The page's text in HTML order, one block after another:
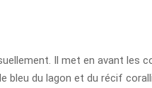
Il met en avant les
bleu du lagon et du récif